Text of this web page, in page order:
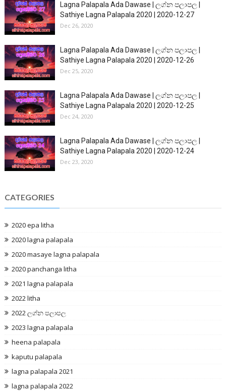
Lagna Palapala Ada Dawase | ලග්න පලාපල |
Sathiye Lagna Palapala 2020 | 2020-12-27
Dec 26, 2020
Lagna Palapala Ada Dawase | ලග්න පලාපල |
Sathiye Lagna Palapala 2020 | 2020-12-26
Dec 25, 2020
Lagna Palapala Ada Dawase | ලග්න පලාපල |
Sathiye Lagna Palapala 2020 | 2020-12-25
Dec 24, 2020
Lagna Palapala Ada Dawase | ලග්න පලාපල |
Sathiye Lagna Palapala 2020 | 2020-12-24
Dec 23, 2020
CATEGORIES
2020 epa litha
2020 lagna palapala
2020 masaye lagna palapala
2020 panchanga litha
2021 lagna palapala
2022 litha
2022 ලග්න පලාපල
2023 lagna palapala
heena palapala
kaputu palapala
lagna palapala 2021
lagna palapala 2022